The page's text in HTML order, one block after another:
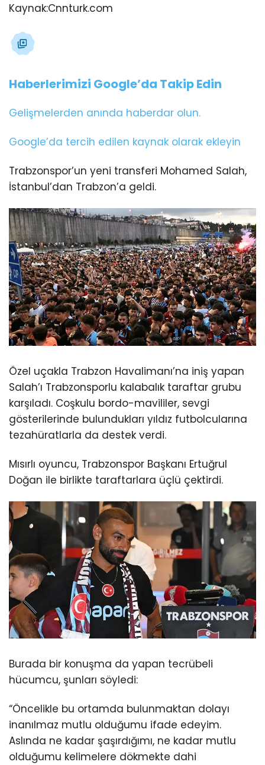
Kaynak:Cnnturk.com
Haberlerimizi Google’da Takip Edin
Gelişmelerden anında haberdar olun.
Google’da tercih edilen kaynak olarak ekleyin
Trabzonspor’un yeni transferi Mohamed Salah,
İstanbul’dan Trabzon’a geldi.
Özel uçakla Trabzon Havalimanı’na iniş yapan
Salah’ı Trabzonsporlu kalabalık taraftar grubu
karşıladı. Coşkulu bordo-mavililer, sevgi
gösterilerinde bulundukları yıldız futbolcularına
tezahüratlarla da destek verdi.
Mısırlı oyuncu, Trabzonspor Başkanı Ertuğrul
Doğan ile birlikte taraftarlara üçlü çektirdi.
Burada bir konuşma da yapan tecrübeli
hücumcu, şunları söyledi:
“Öncelikle bu ortamda bulunmaktan dolayı
inanılmaz mutlu olduğumu ifade edeyim.
Aslında ne kadar şaşırdığımı, ne kadar mutlu
olduğumu kelimelere dökmekte dahi